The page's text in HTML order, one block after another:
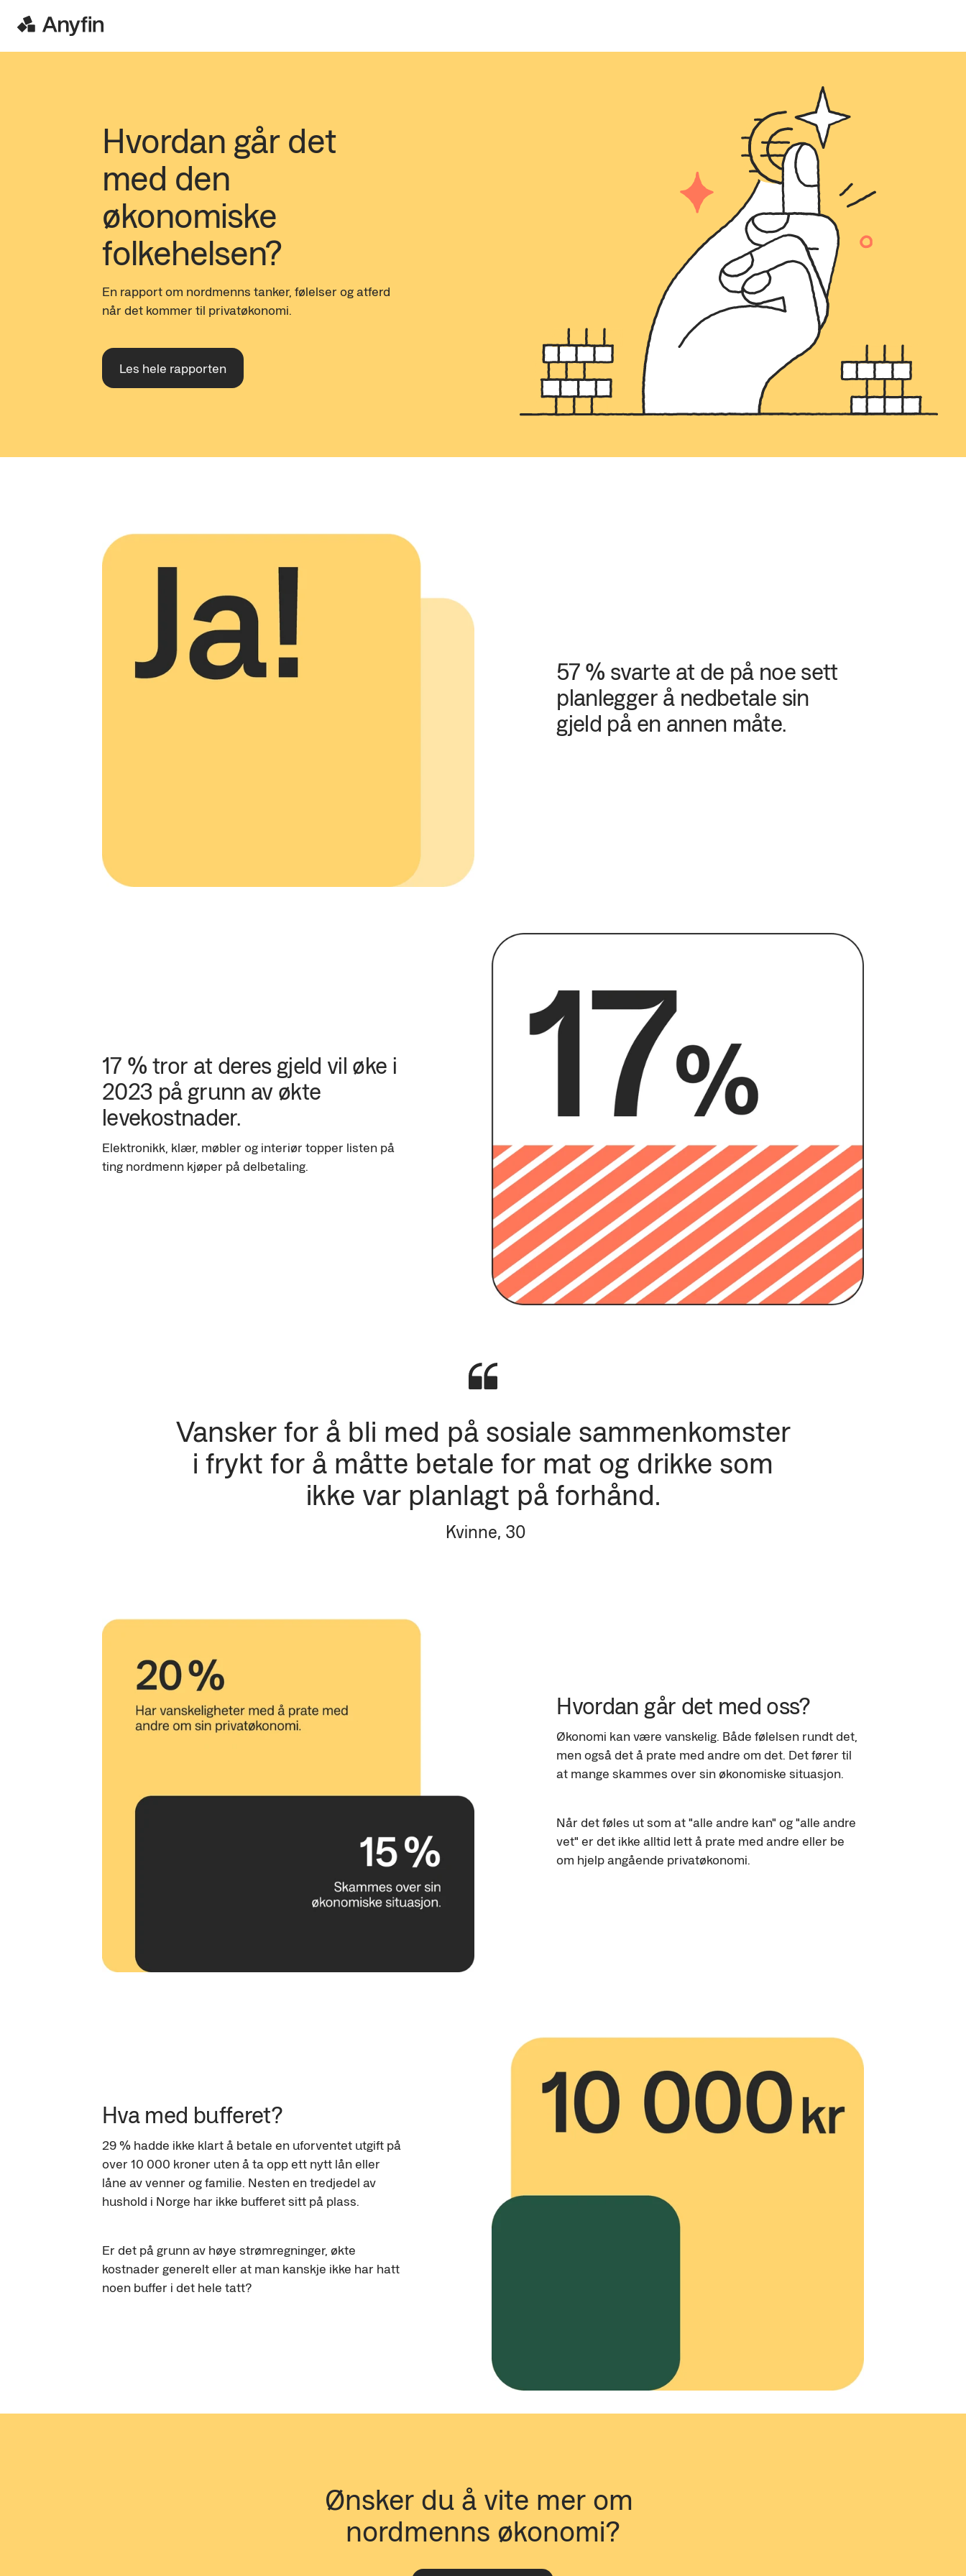
Hvordan går det
med den
økonomiske
folkehelsen?
En rapport om nordmenns tanker, følelser og atferd
når det kommer til privatøkonomi.
Les hele rapporten
57 % svarte at de på noe sett
planlegger å nedbetale sin
gjeld på en annen måte.
17 % tror at deres gjeld vil øke i
2023 på grunn av økte
levekostnader.
Elektronikk, klær, møbler og interiør topper listen på
ting nordmenn kjøper på delbetaling.
Vansker for å bli med på sosiale sammenkomster
i frykt for å måtte betale for mat og drikke som
ikke var planlagt på forhånd.
Kvinne, 30
Hvordan går det med oss?
Økonomi kan være vanskelig. Både følelsen rundt det,
men også det å prate med andre om det. Det fører til
at mange skammes over sin økonomiske situasjon.
Når det føles ut som at "alle andre kan" og "alle andre
vet" er det ikke alltid lett å prate med andre eller be
om hjelp angående privatøkonomi.
Hva med bufferet?
29 % hadde ikke klart å betale en uforventet utgift på
over 10 000 kroner uten å ta opp ett nytt lån eller
låne av venner og familie. Nesten en tredjedel av
hushold i Norge har ikke bufferet sitt på plass.
Er det på grunn av høye strømregninger, økte
kostnader generelt eller at man kanskje ikke har hatt
noen buffer i det hele tatt?
Ønsker du å vite mer om
nordmenns økonomi?